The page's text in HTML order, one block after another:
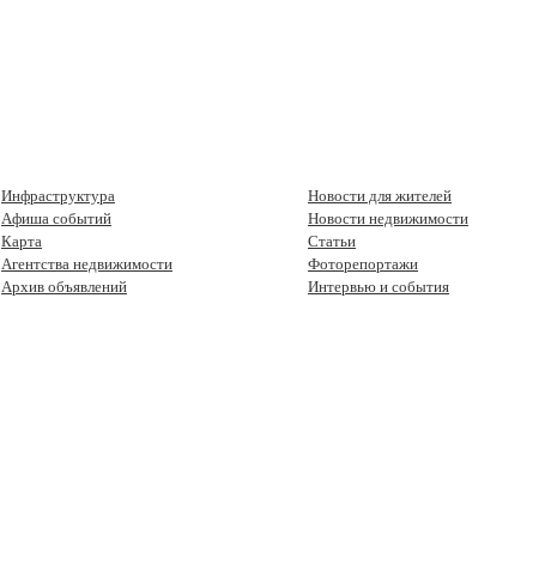
Инфраструктура
Афиша событий
Карта
Агентства недвижимости
Архив объявлений
Новости для жителей
Новости недвижимости
Статьи
Фоторепортажи
Интервью и события